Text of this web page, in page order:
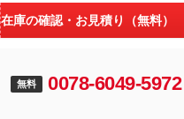
在庫の確認・お見積り（無料）
無料 0078-6049-5972